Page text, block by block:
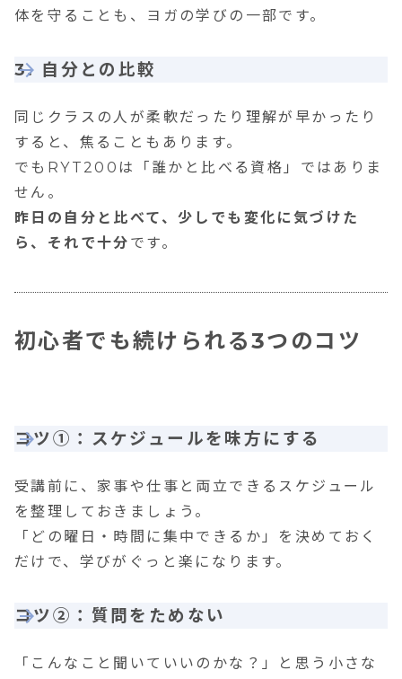
体を守ることも、ヨガの学びの一部です。
3. 自分との比較
同じクラスの人が柔軟だったり理解が早かったり
すると、焦ることもあります。
でもRYT200は「誰かと比べる資格」ではありま
せん。
昨日の自分と比べて、少しでも変化に気づけた
ら、それで十分 です。
初心者でも続けられる3つのコツ
コツ①：スケジュールを味方にする
受講前に、家事や仕事と両立できるスケジュール
を整理しておきましょう。
「どの曜日・時間に集中できるか」を決めておく
だけで、学びがぐっと楽になります。
コツ②：質問をためない
「こんなこと聞いていいのかな？」と思う小さな